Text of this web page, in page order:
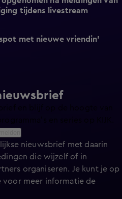
tijdens livestream
met nieuwe vriendin'
nieuwsbrief met daarin
die wijzelf of in
organiseren. Je kunt je op
voor meer informatie de